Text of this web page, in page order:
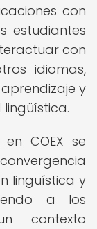
con
estudiantes
con
idiomas,
y
COEX se
lingüística y
a los
contexto